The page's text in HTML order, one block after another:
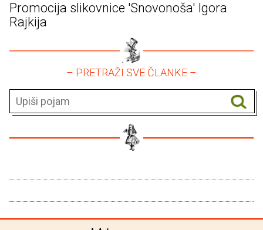
Promocija slikovnice 'Snovonoša' Igora
Rajkija
– PRETRAŽI SVE ČLANKE –